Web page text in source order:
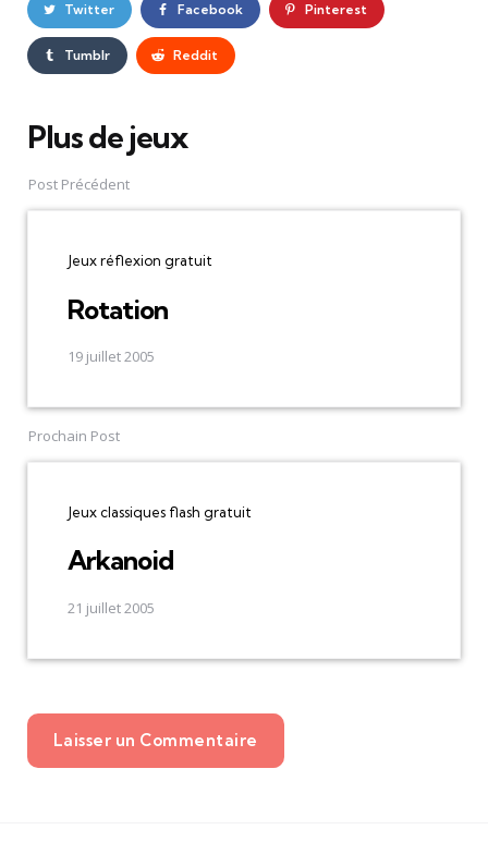
Twitter Facebook Pinterest
Tumblr Reddit
Plus de jeux
Post
navigation
Post Précédent
Jeux réflexion gratuit
Rotation
19 juillet 2005
Prochain Post
Jeux classiques flash gratuit
Arkanoid
21 juillet 2005
Laisser un Commentaire